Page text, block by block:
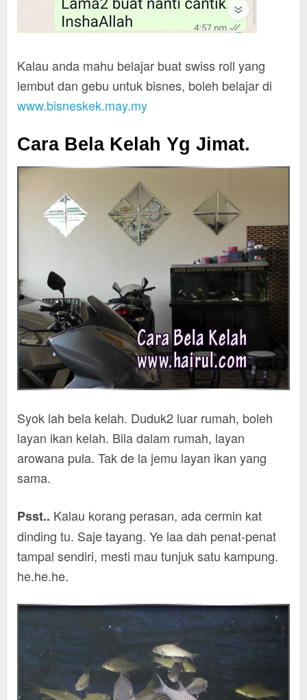
Kalau anda mahu belajar buat swiss roll yang
lembut dan gebu untuk bisnes, boleh belajar di
www.bisneskek.may.my
Cara Bela Kelah Yg Jimat.
Syok lah bela kelah. Duduk2 luar rumah, boleh
layan ikan kelah. Bila dalam rumah, layan
arowana pula. Tak de la jemu layan ikan yang
sama.
Psst.. Kalau korang perasan, ada cermin kat
dinding tu. Saje tayang. Ye laa dah penat-penat
tampal sendiri, mesti mau tunjuk satu kampung.
he.he.he.